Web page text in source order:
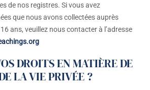
de nos registres. Si vous avez
que nous avons collectées auprès
ans, veuillez nous contacter à l’adresse
DROITS EN MATIÈRE DE
LA VIE PRIVÉE ?